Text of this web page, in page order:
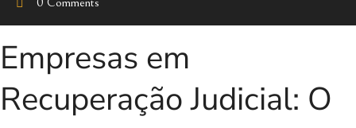
Empresas em
Recuperação Judicial: O